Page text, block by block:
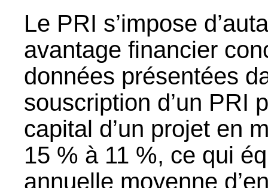
Le PRI s’impose
avantage financier
données présentées
souscription d’un PRI
capital d’un projet en
15 % à 11 %, ce qui
annuelle moyenne